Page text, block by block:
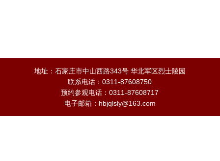
地址：石家庄市中山西路343号 华北军区烈士陵园
联系电话：0311-87608750
预约参观电话：0311-87608717
电子邮箱：hbjqlsly@163.com